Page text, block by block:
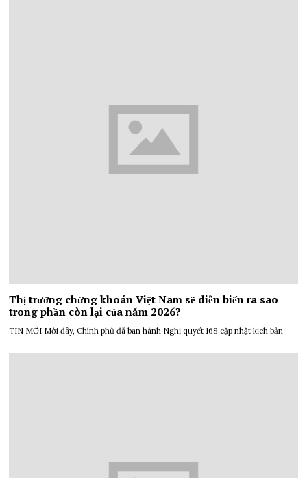
Thị trường chứng khoán Việt Nam sẽ diễn biến ra sao
trong phần còn lại của năm 2026?
TIN MỚI Mới đây, Chính phủ đã ban hành Nghị quyết 168 cập nhật kịch bản